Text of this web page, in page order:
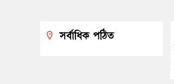
সর্বাধিক পঠিত